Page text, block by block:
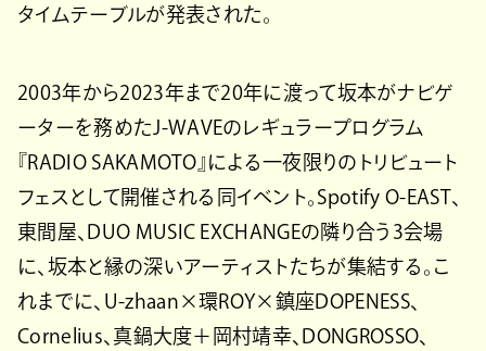
タイムテーブルが発表された。
2003年から2023年まで20年に渡って坂本がナビゲ
ーターを務めたJ-WAVEのレギュラープログラム
『RADIO SAKAMOTO』による一夜限りのトリビュート
フェスとして開催される同イベント。Spotify O-EAST、
東間屋、DUO MUSIC EXCHANGEの隣り合う3会場
に、坂本と縁の深いアーティストたちが集結する。こ
れまでに、U-zhaan×環ROY×鎮座DOPENESS、
Cornelius、真鍋大度＋岡村靖幸、DONGROSSO、